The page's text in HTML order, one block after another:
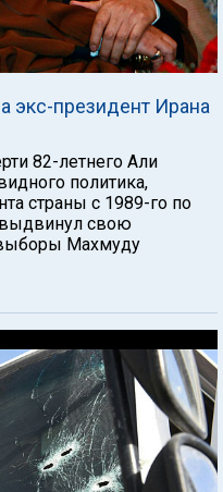
экс-президент Ирана
82-летнего Али
политика,
страны с 1989-го по
выдвинул свою
выборы Махмуду